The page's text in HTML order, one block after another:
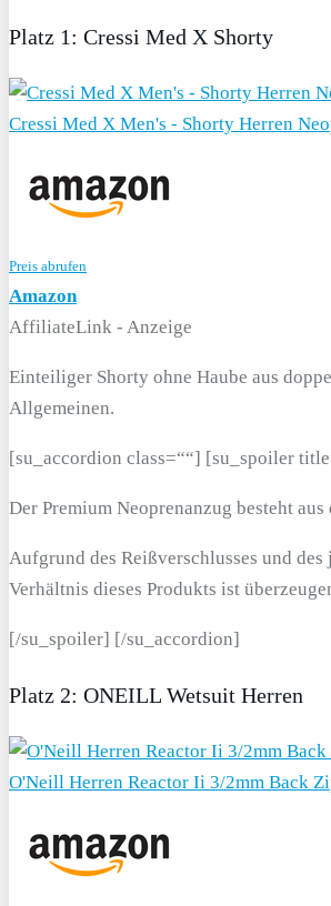
Platz 1: Cressi Med X Shorty
Cressi Med X Men's - Shorty Herren
Preis abrufen
Amazon
AffiliateLink - Anzeige
Einteiliger Shorty ohne Haube aus
Allgemeinen.
[su_accordion class=““] [su_spoiler
Der Premium Neoprenanzug besteht
Aufgrund des Reißverschlusses und
Verhältnis dieses Produkts ist
[/su_spoiler] [/su_accordion]
Platz 2: ONEILL Wetsuit Herren
O'Neill Herren Reactor Ii 3/2mm Back